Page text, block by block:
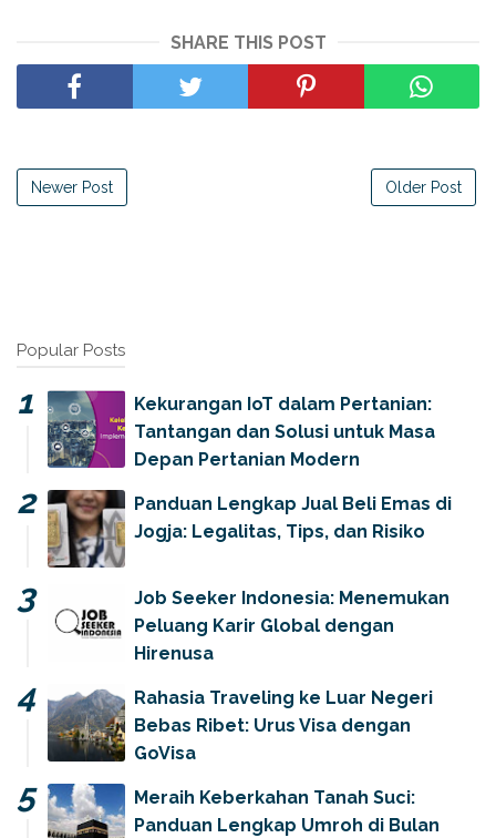
SHARE THIS POST
Newer Post Older Post
Popular Posts
Kekurangan IoT dalam Pertanian:
Tantangan dan Solusi untuk Masa
Depan Pertanian Modern
Panduan Lengkap Jual Beli Emas di
Jogja: Legalitas, Tips, dan Risiko
Job Seeker Indonesia: Menemukan
Peluang Karir Global dengan
Hirenusa
Rahasia Traveling ke Luar Negeri
Bebas Ribet: Urus Visa dengan
GoVisa
Meraih Keberkahan Tanah Suci:
Panduan Lengkap Umroh di Bulan